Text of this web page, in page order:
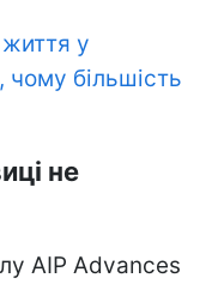
у
чому більшість
не
AIP Advances